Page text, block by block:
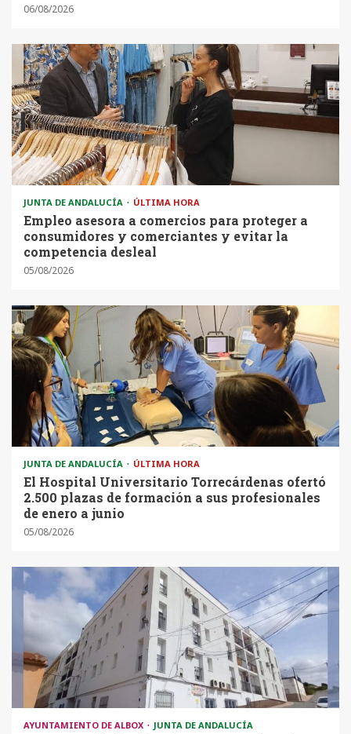
06/08/2026
JUNTA DE ANDALUCÍA ÚLTIMA HORA
Empleo asesora a comercios para proteger a
consumidores y comerciantes y evitar la
competencia desleal
05/08/2026
JUNTA DE ANDALUCÍA ÚLTIMA HORA
El Hospital Universitario Torrecárdenas ofertó
2.500 plazas de formación a sus profesionales
de enero a junio
05/08/2026
AYUNTAMIENTO DE ALBOX JUNTA DE ANDALUCÍA